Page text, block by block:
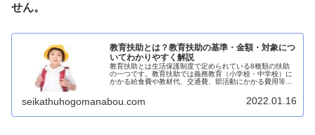
せん。
教育扶助とは？教育扶助の基準・金額・対象につ
いてわかりやすく解説
教育扶助とは生活保護制度で定められている8種類の扶助
の一つです。教育扶助では義務教育（小学校・中学校）に
かかる給食費や教材代、交通費、部活動にかかる費用等、
で基準や金額、支給される項目等について、できるだけ簡
単にわかりやすく解説します。
seikathuhogomanabou.com 2022.01.16